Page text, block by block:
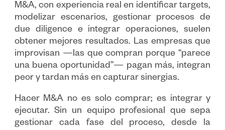
M&A, con experiencia real en identificar targets,
modelizar escenarios, gestionar procesos de
due diligence e integrar operaciones, suelen
obtener mejores resultados. Las empresas que
improvisan —las que compran porque “parece
una buena oportunidad”— pagan más, integran
peor y tardan más en capturar sinergias.
Hacer M&A no es solo comprar; es integrar y
ejecutar. Sin un equipo profesional que sepa
gestionar cada fase del proceso, desde la